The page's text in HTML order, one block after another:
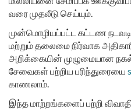
வரை முதலீடு செய்யும்.
முன்மொழியப்பட்ட கட்டண
மற்றும் தலைமை நிர்வாக
அறிக்கையின் முழுமையான
சேவைகள் பற்றிய பரிந்துரையை
காணலாம்.
இந்த மாற்றங்களைப் பற்றி